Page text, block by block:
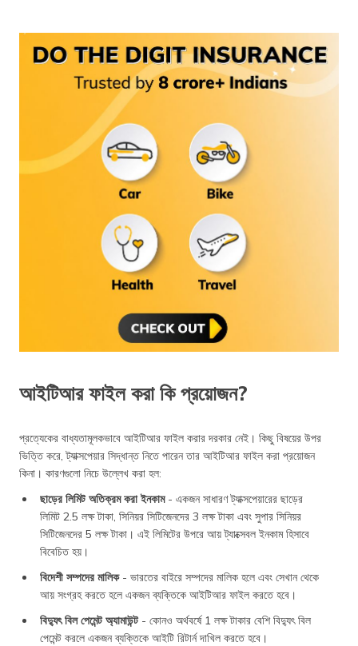
আইটিআর ফাইল করা কি প্রয়োজন?
প্রত্যেকের বাধ্যতামূলকভাবে আইটিআর ফাইল করার দরকার নেই। কিছু বিষয়ের উপর
ভিত্তি করে, ট্যাক্সপেয়ার সিদ্ধান্ত নিতে পারেন তার আইটিআর ফাইল করা প্রয়োজন
কিনা। কারণগুলো নিচে উল্লেখ করা হল:
ছাড়ের লিমিট অতিক্রম করা ইনকাম- একজন সাধারণ ট্যাক্সপেয়ারের ছাড়ের
লিমিট 2.5 লক্ষ টাকা, সিনিয়র সিটিজেনদের 3 লক্ষ টাকা এবং সুপার সিনিয়র
সিটিজেনদের 5 লক্ষ টাকা। এই লিমিটের উপরে আয় ট্যাক্সেবল ইনকাম হিসাবে
বিবেচিত হয়।
বিদেশী সম্পদের মালিক - ভারতের বাইরে সম্পদের মালিক হলে এবং সেখান থেকে
আয় সংগ্রহ করতে হলে একজন ব্যক্তিকে আইটিআর ফাইল করতে হবে।
বিদ্যুৎ বিল পেমেন্ট অ্যামাউন্ট - কোনও অর্থবর্ষে 1 লক্ষ টাকার বেশি বিদ্যুৎ বিল
পেমেন্ট করলে একজন ব্যক্তিকে আইটি রিটার্ন দাখিল করতে হবে।